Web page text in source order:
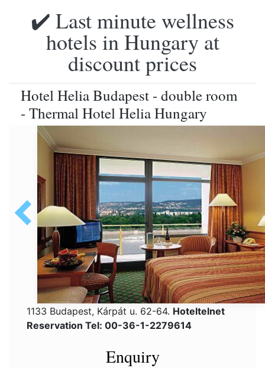
✔️ Last minute wellness
hotels in Hungary at
discount prices
Hotel Helia Budapest - double room
- Thermal Hotel Helia Hungary
1133 Budapest, Kárpát u. 62-64. Hoteltelnet
Reservation Tel: 00-36-1-2279614
Enquiry